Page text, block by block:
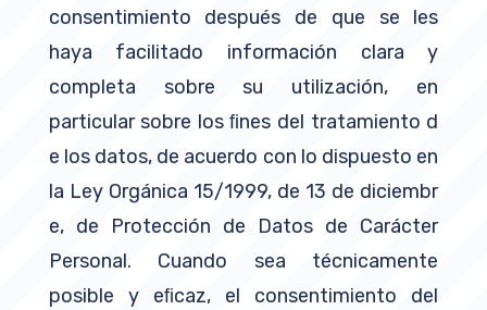
consentimiento después de que se les
haya facilitado información clara y
completa sobre su utilización, en
particular sobre los ﬁnes del tratamiento d
e los datos, de acuerdo con lo dispuesto en
la Ley Orgánica 15/1999, de 13 de diciembr
e, de Protección de Datos de Carácter
Personal. Cuando sea técnicamente
posible y eﬁcaz, el consentimiento del